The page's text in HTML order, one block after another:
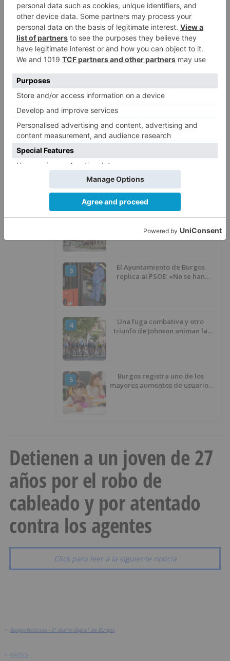
4
El Burgos CF anuncia que Álex
Lizancos ha sido operado con
éxito del menisco de su rodilla
izquierda
Detenidas tres personas en
Quintanar de la Sierra con
ocultos en su vehículo
LO ÚLTIMO
1
Fallece un ciclista en Burgos tras
había caído de la bicicleta
2
El nuevo Mercado Norte de
presupuesto de 21,7 millones
3
El Ayuntamiento de Burgos
replica al PSOE: «No se han
4
Una fuga combativa y otro
triunfo de Johnson animan la
5
Burgos registra uno de los
mayores aumentos de usuarios
Detienen a un joven de 27
años por el robo de
cableado y por atentado
contra los agentes
Click para leer a la siguiente noticia
> BurgosNoticias - El diario digital de Burgos
> Política